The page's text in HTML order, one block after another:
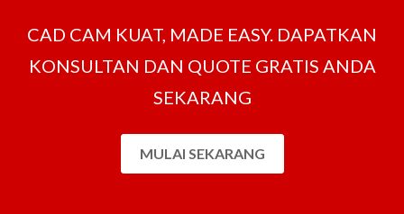
CAD CAM KUAT, MADE EASY. DAPATKAN
KONSULTAN DAN QUOTE GRATIS ANDA
SEKARANG
MULAI SEKARANG